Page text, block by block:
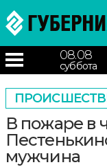
08.08
суббота
В пожаре в
мужчина